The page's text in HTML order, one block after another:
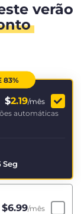
verão
83%
$2.19/mês
automáticas
Seg
$6.99/mês